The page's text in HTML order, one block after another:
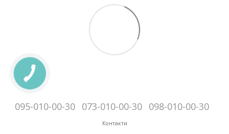
095-010-00-30 073-010-00-30 098-010-00-30
Контакти